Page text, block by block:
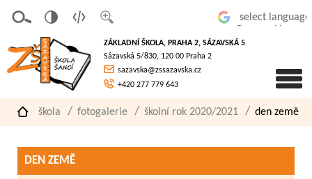
písmo
á
verze
pro
slaboz
raké
ZÁKLADNÍ ŠKOLA, PRAHA 2, SÁZAVSKÁ 5
Sázavská 5/830, 120 00 Praha 2
sazavska@zssazavska.cz
+420 277 779 643
škola fotogalerie školní rok 2020/2021 den země
DEN ZEMĚ